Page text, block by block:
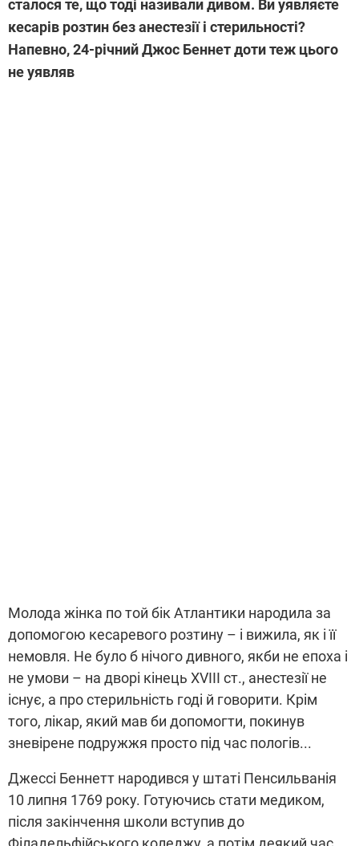
сталося те, що тоді називали дивом. Ви уявляєте
кесарів розтин без анестезії і стерильності?
Напевно, 24-річний Джос Беннет доти теж цього
не уявляв
Молода жінка по той бік Атлантики народила за
допомогою кесаревого розтину – і вижила, як і її
немовля. Не було б нічого дивного, якби не епоха і
не умови – на дворі кінець XVIII ст., анестезії не
існує, а про стерильність годі й говорити. Крім
того, лікар, який мав би допомогти, покинув
зневірене подружжя просто під час пологів...
Джессі Беннетт народився у штаті Пенсильванія
10 липня 1769 року. Готуючись стати медиком,
після закінчення школи вступив до